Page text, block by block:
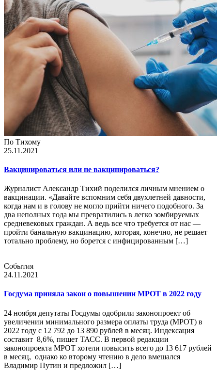
По Тихому
25.11.2021
Вакцинироваться или не вакцинироваться?
Журналист Александр Тихий поделился личным мнением о
вакцинации. «Давайте вспомним себя двухлетней давности,
когда нам и в голову не могло прийти ничего подобного. За
два неполных года мы превратились в легко зомбируемых
средневековых граждан. А ведь все что требуется от нас —
пройти банальную вакцинацию, которая, конечно, не решает
тотально проблему, но борется с инфицированным […]
События
24.11.2021
Госдума приняла закон о повышении МРОТ в 2022 году
24 ноября депутаты Госдумы одобрили законопроект об
увеличении минимального размера оплаты труда (МРОТ) в
2022 году с 12 792 до 13 890 рублей в месяц. Индексация
составит 8,6%, пишет ТАСС. В первой редакции
законопроекта МРОТ хотели повысить всего до 13 617 рублей
в месяц, однако ко второму чтению в дело вмешался
Владимир Путин и предложил […]